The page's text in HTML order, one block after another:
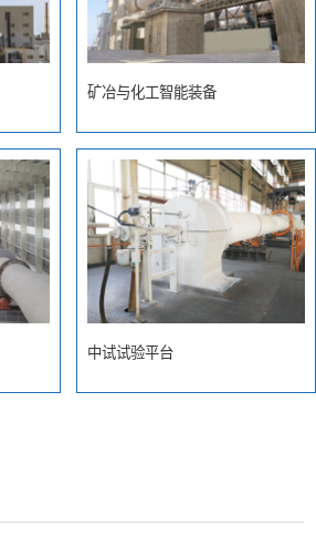
矿冶与化工智能装备
中试试验平台